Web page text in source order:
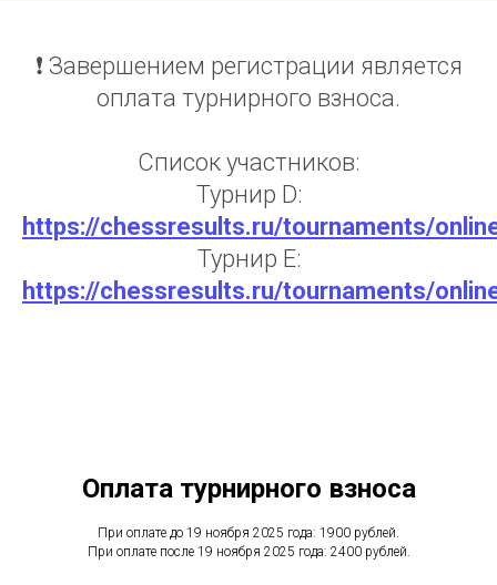
❗️ Завершением регистрации является
оплата турнирного взноса.
Список участников:
Турнир D:
https://chessresults.ru/tournaments/
Турнир E:
https://chessresults.ru/tournaments/
Оплата турнирного взноса
При оплате до 19 ноября 2025 года: 1900 рублей.
При оплате после 19 ноября 2025 года: 2400 рублей.